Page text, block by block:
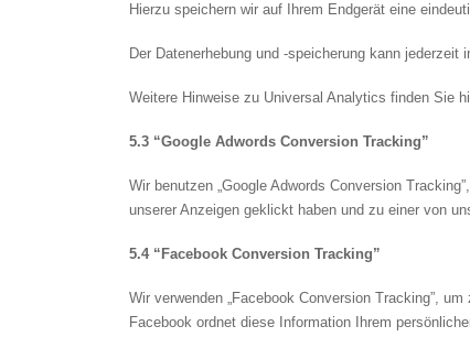
Hierzu speichern wir auf Ihrem Endgerät eine
Der Datenerhebung und -speicherung kann
Weitere Hinweise zu Universal Analytics finden Sie
5.3 “Google Adwords Conversion Tracking”
Wir benutzen „Google Adwords Conversion
unserer Anzeigen geklickt haben und zu einer von
5.4 “Facebook Conversion Tracking”
Wir verwenden „Facebook Conversion Tracking”,
Facebook ordnet diese Information Ihrem